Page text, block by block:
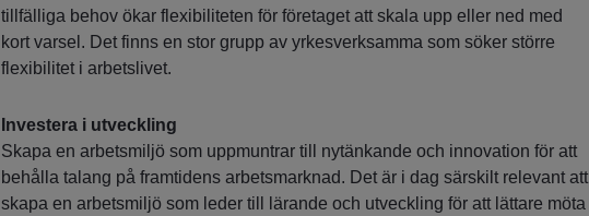
tillfälliga behov ökar flexibiliteten för företaget att skala upp eller ned med
kort varsel. Det finns en stor grupp av yrkesverksamma som söker större
flexibilitet i arbetslivet.
Investera i utveckling
Skapa en arbetsmiljö som uppmuntrar till nytänkande och innovation för att
behålla talang på framtidens arbetsmarknad. Det är i dag särskilt relevant att
skapa en arbetsmiljö som leder till lärande och utveckling för att lättare möta